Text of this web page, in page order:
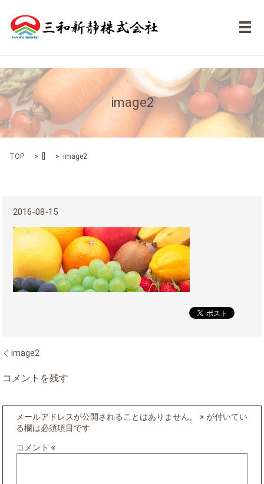
メ
image2
TOP image2
2016-08-15
image2
コメントを残す
メールアドレスが公開されることはありません。 ※ が付いてい
る欄は必須項目です
コメント ※